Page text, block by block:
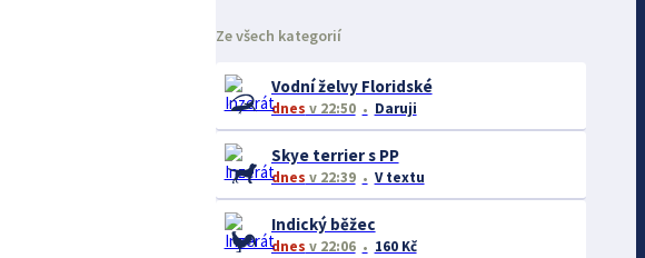
Ze všech kategorií
Vodní želvy Floridské
dnes v 22:50 Daruji
Skye terrier s PP
dnes v 22:39 V textu
Indický běžec
dnes v 22:06 160 Kč